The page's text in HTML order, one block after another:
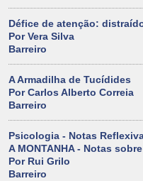
Défice de atenção:
Por Vera Silva
Barreiro
A Armadilha de Tucídides
Por Carlos Alberto Correia
Barreiro
Psicologia - Notas
A MONTANHA - Notas
Por Rui Grilo
Barreiro